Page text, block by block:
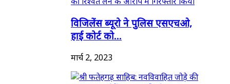
विजिलेंस ब्यूरो ने पुलिस एसएचओ,
हाई कोर्ट को...
मार्च 2, 2023